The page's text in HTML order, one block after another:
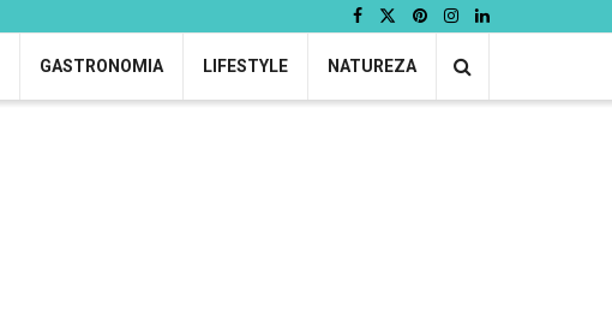
GASTRONOMIA LIFESTYLE NATUREZA